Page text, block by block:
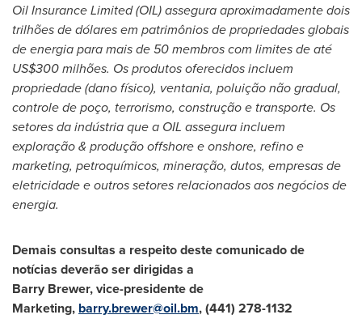
Oil Insurance Limited (OIL) assegura aproximadamente dois
trilhões de dólares em patrimônios de propriedades globais
de energia para mais de 50 membros com limites de até
US$300milhões. Os produtos oferecidos incluem
propriedade (dano físico), ventania, poluição não gradual,
controle de poço, terrorismo, construção e transporte. Os
setores da indústria que a OIL assegura incluem
exploração & produção offshore e onshore, refino e
marketing, petroquímicos, mineração, dutos, empresas de
eletricidade e outros setores relacionados aos negócios de
energia.
Demais consultas a respeito deste comunicado de
notícias deverão ser dirigidas a
Barry Brewer, vice-presidente de
Marketing, barry.brewer@oil.bm,(441) 278-1132